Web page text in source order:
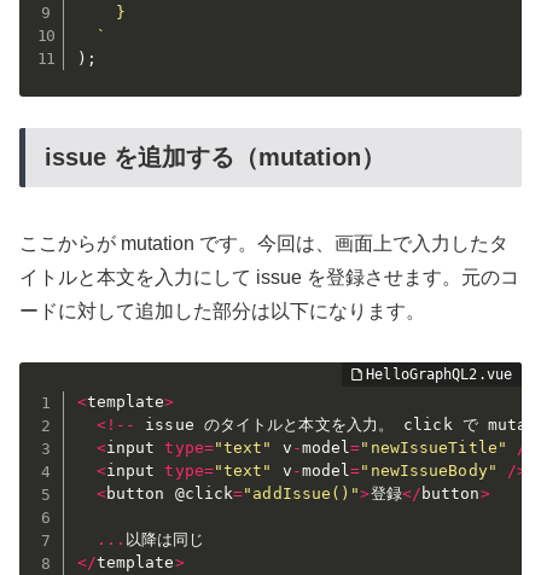
    }
  `
) ;
issue を追加する（mutation）
ここからが mutation です。今回は、画面上で入力したタ
イトルと本文を入力にして issue を登録させます。元のコ
ードに対して追加した部分は以下になります。
<template>
<! --
issue のタイトルと本文を入力。 click で
<input type="text" v -model="newIssueTitle" /
<input type="text" v -model="newIssueBody" />
<button @click="addIssue()">登録</ button>
...
</template>